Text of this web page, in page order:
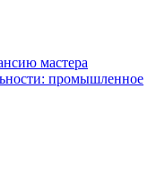
мастера
промышленное